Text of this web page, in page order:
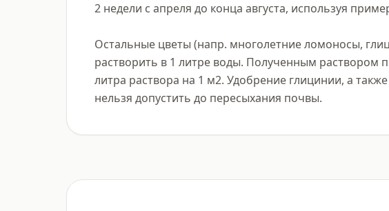
2 недели с апреля до конца августа, используя
Остальные цветы (напр. многолетние ломоносы,
растворить в 1 литре воды. Полученным раствором
литра раствора на 1 м2. Удобрение глицинии, а
нельзя допустить до пересыхания почвы.